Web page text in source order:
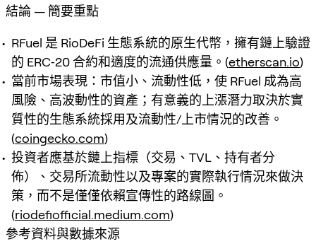
結論 — 簡要重點
RFuel 是 RioDeFi 生態系統的原生代幣，擁有鏈上驗證
的 ERC‑20 合約和適度的流通供應量。(etherscan.io)
當前市場表現：市值小、流動性低，使 RFuel 成為高
風險、高波動性的資產；有意義的上漲潛力取決於實
質性的生態系統採用及流動性/上市情況的改善。
(coingecko.com)
投資者應基於鏈上指標（交易、TVL、持有者分
佈）、交易所流動性以及專案的實際執行情況來做決
策，而不是僅僅依賴宣傳性的路線圖。
(riodefiofficial.medium.com)
參考資料與數據來源